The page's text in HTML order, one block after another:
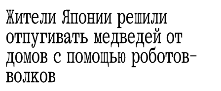
Жители Японии решили
отпугивать медведей от
домов с помощью роботов-
волков